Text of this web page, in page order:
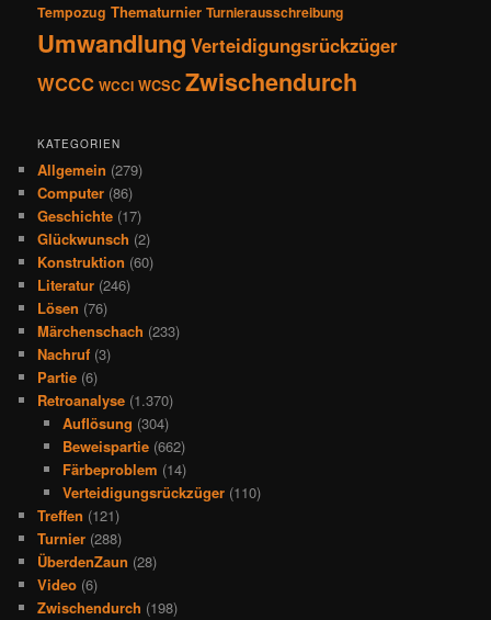
Tempozug Thematurnier Turnierausschreibung
Umwandlung Verteidigungsrückzüger
WCCC WCCI WCSC Zwischendurch
KATEGORIEN
Allgemein (279)
Computer (86)
Geschichte (17)
Glückwunsch (2)
Konstruktion (60)
Literatur (246)
Lösen (76)
Märchenschach (233)
Nachruf (3)
Partie (6)
Retroanalyse (1.370)
Auflösung (304)
Beweispartie(662)
Färbeproblem (14)
Verteidigungsrückzüger(110)
Treffen (121)
Turnier (288)
ÜberdenZaun (28)
Video (6)
Zwischendurch (198)